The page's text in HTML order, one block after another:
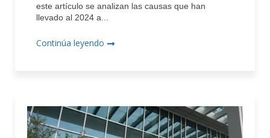
este artículo se analizan las causas que han
llevado al 2024 a...
Continúa leyendo